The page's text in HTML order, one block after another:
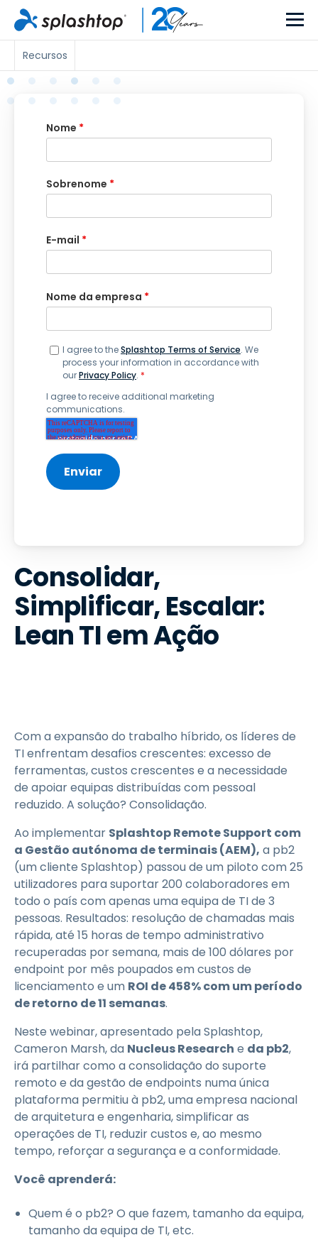
Recursos
Nome *
Sobrenome *
E-mail *
Nome da empresa *
I agree to theSplashtop Terms of Service. We
process your information in accordance with
ourPrivacy Policy. *
I agree to receive additional marketing
communications.
Consolidar,
Simplificar, Escalar:
Lean TI em Ação
Com a expansão do trabalho híbrido, os líderes de
TI enfrentam desafios crescentes: excesso de
ferramentas, custos crescentes e a necessidade
de apoiar equipas distribuídas com pessoal
reduzido. A solução? Consolidação.
Ao implementar Splashtop Remote Support com
a Gestão autónoma de terminais (AEM), a pb2
(um cliente Splashtop) passou de um piloto com 25
utilizadores para suportar 200 colaboradores em
todo o país com apenas uma equipa de TI de 3
pessoas. Resultados: resolução de chamadas mais
rápida, até 15 horas de tempo administrativo
recuperadas por semana, mais de 100 dólares por
endpoint por mês poupados em custos de
licenciamento e um ROI de 458% com um período
de retorno de 11 semanas.
Neste webinar, apresentado pela Splashtop,
Cameron Marsh, da Nucleus Research e da pb2,
irá partilhar como a consolidação do suporte
remoto e da gestão de endpoints numa única
plataforma permitiu à pb2, uma empresa nacional
de arquitetura e engenharia, simplificar as
operações de TI, reduzir custos e, ao mesmo
tempo, reforçar a segurança e a conformidade.
Você aprenderá:
Quem é o pb2? O que fazem, tamanho da equipa,
tamanho da equipa de TI, etc.